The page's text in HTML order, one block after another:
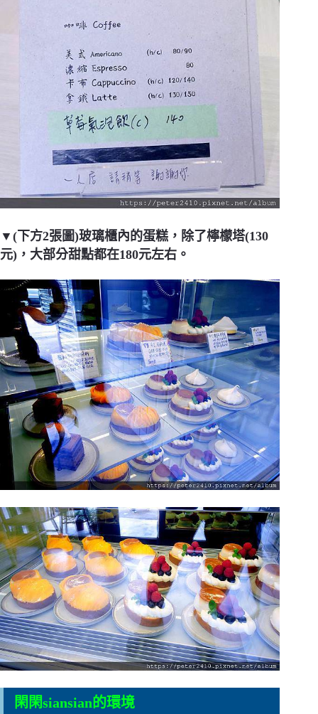
▼(下方2張圖)玻璃櫃內的蛋糕，除了檸檬塔(130
元)，大部分甜點都在180元左右。
閑閑siansian的環境